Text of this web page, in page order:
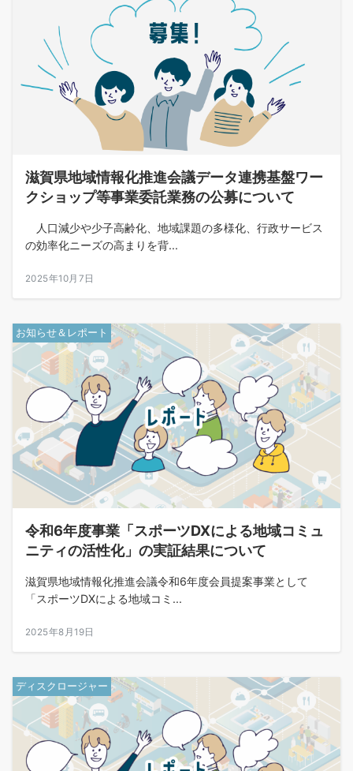
滋賀県地域情報化推進会議データ連携基盤ワー
クショップ等事業委託業務の公募について
人口減少や少子高齢化、地域課題の多様化、行政サービス
の効率化ニーズの高まりを背...
2025年10月7日
お知らせ＆レポート
令和6年度事業「スポーツDXによる地域コミュ
ニティの活性化」の実証結果について
滋賀県地域情報化推進会議令和6年度会員提案事業として
「スポーツDXによる地域コミ...
2025年8月19日
ディスクロージャー